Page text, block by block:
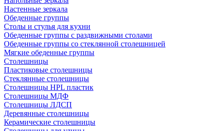
Настенные зеркала
Обеденные группы
Столы и стулья для кухни
Обеденные группы с раздвижными столами
Обеденные группы со стеклянной столешницей
Мягкие обеденные группы
Столешницы
Пластиковые столешницы
Стеклянные столешницы
Столешницы HPL пластик
Столешницы МДФ
Столешницы ЛДСП
Деревянные столешницы
Керамические столешницы